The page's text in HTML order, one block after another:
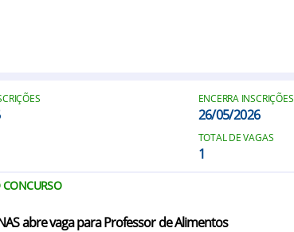
ENCERRA INSCRIÇÕES
26/05/2026
TOTAL DE VAGAS
1
abre vaga para Professor de Alimentos